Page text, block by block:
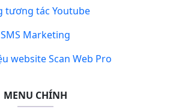
tương tác Youtube
SMS Marketing
website Scan Web Pro
MENU CHÍNH